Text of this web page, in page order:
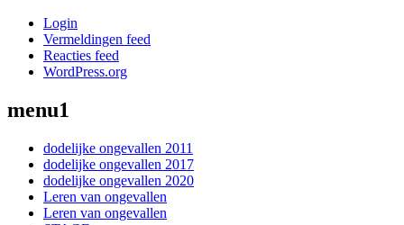
Login
Vermeldingen feed
Reacties feed
WordPress.org
menu1
dodelijke ongevallen 2011
dodelijke ongevallen 2017
dodelijke ongevallen 2020
Leren van ongevallen
Leren van ongevallen